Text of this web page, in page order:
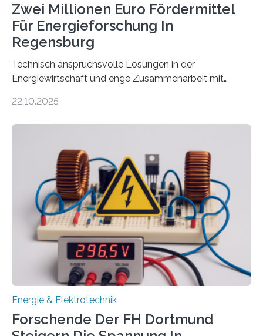
Zwei Millionen Euro Fördermittel
Für Energieforschung In
Regensburg
Technisch anspruchsvolle Lösungen in der
Energiewirtschaft und enge Zusammenarbeit mit
neuen EU-geförderten Transfer-Projekte zu
Energietechnologien werden vom Europäischen
Sozialfonds Plus (ESF+) gefördert – mit einer
Gesamtsumme von mehr als zwei Millionen Euro.
Damit zählt die Hochschule zu den großen
Gewinnerinnen der aktuellen Förderrunde des
Bayerischen Wissenschaftsministeriums. Im
Mittelpunkt steht der direkte Wissenstransfer: Neue
wissenschaftliche Erkenntnisse sollen rasch in die
22.10.2025
Energie & Elektrotechnik
Forschende Der FH Dortmund